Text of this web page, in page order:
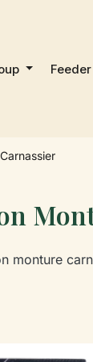
Feeder
monture